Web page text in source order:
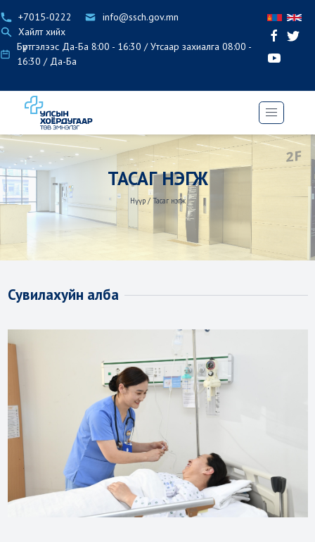
+7015-0222
info@ssch.gov.mn
Хайлт хийх
Бүртгэлээс Да-Ба 8:00 - 16:30 / Утсаар захиалга 08:00 -
16:30 / Да-Ба
ТАСАГ НЭГЖ
Нүүр / Тасаг нэгж
Сувилахуйн алба